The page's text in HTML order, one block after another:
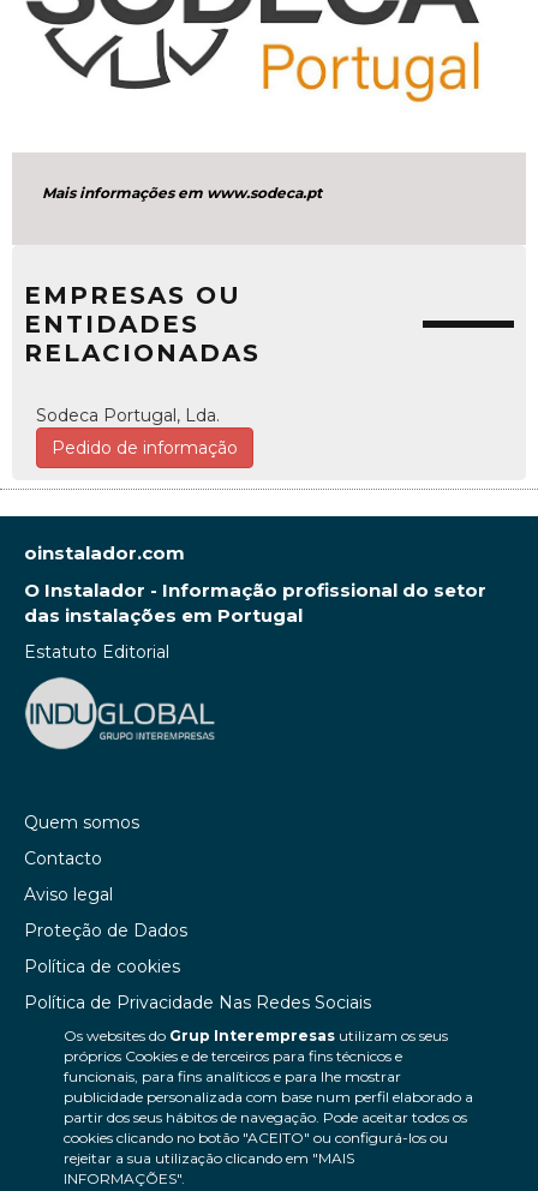
Os websites do Grup Interempresasutilizam os seus
próprios Cookies e de terceiros para fins técnicos e
funcionais, para fins analíticos e para lhe mostrar
publicidade personalizada com base num perfil elaborado a
partir dos seus hábitos de navegação. Pode aceitar todos os
cookies clicando no botão "ACEITO" ou configurá-los ou
rejeitar a sua utilização clicando em "MAIS
INFORMAÇÕES".
Mais informações em www.sodeca.pt
EMPRESAS OU
ENTIDADES
RELACIONADAS
Sodeca Portugal, Lda.
Pedido de informação
oinstalador.com
O Instalador - Informação profissional do setor
das instalações em Portugal
Estatuto Editorial
Quem somos
Contacto
Aviso legal
Proteção de Dados
Política de cookies
Política de Privacidade Nas Redes Sociais
Canal de denúncias
Colaborações editoriais